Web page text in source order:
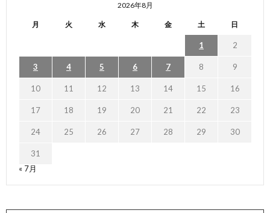
2026年8月
月 火 水 木 金 土 日
1 2
3 4 5 6 7 8 9
10 11 12 13 14 15 16
17 18 19 20 21 22 23
24 25 26 27 28 29 30
31
« 7月